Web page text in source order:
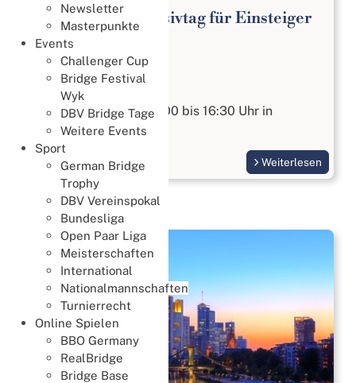
Newsletter
Masterpunkte
Events
Challenger Cup
Bridge Festival
Wyk
DBV Bridge Tage
Weitere Events
Sport
German Bridge
Trophy
DBV Vereinspokal
Bundesliga
Open Paar Liga
Meisterschaften
International
Nationalmannschaften
Turnierrecht
Online Spielen
BBO Germany
RealBridge
Bridge Base
Kostenloser Intensivtag für Einsteiger
Lernen & Trainieren
02. August 2026
Bridge kennenlernen
Am 15.08.2026 von 10:00 bis 16:30 Uhr in
Wiesbaden
Weiterlesen